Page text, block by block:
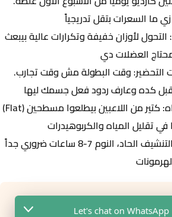
زي ما السعرات بتقل تدريجياً
التحول لأوزان خفيفة وتكرارات عالية بيبعث
العضلات دي
وقت البطولة مش وقت تجارب.
كده وعارف ردود فعل جسمك ليها
كتير من اللاعبين بيطلعوا مسطحين (Flat)
تقليل المياه والكربوهيدرات
في مرحلة التنشيف الحاد، النوم 7-8 ساعات ضروري جداً
اعمل “بروفة” لأسبوع الذروة قبل
Let's chat on WhatsApp